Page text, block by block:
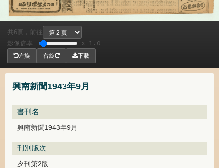
興南新聞1943年9月
書刊名
興南新聞1943年9月
刊別版次
夕刊第2版
共 6頁，
前往
影像倍率
x 1.0
左旋 右旋 下載